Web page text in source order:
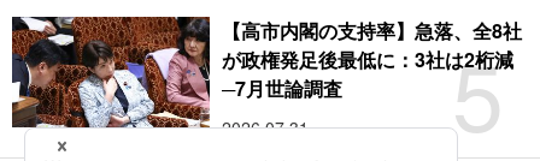
5
【高市内閣の支持率】急落、全8社
が政権発足後最低に：3社は2桁減
─7月世論調査
2026.07.31